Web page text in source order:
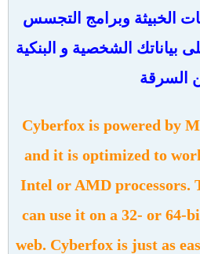
الخبيثة وبرامج التجسس
بياناتك الشخصية و البنكية
السرقة
Cyberfox is powered by
and it is optimized to
Intel or AMD processors.
can use it on a 32- or 64-
web. Cyberfox is just as